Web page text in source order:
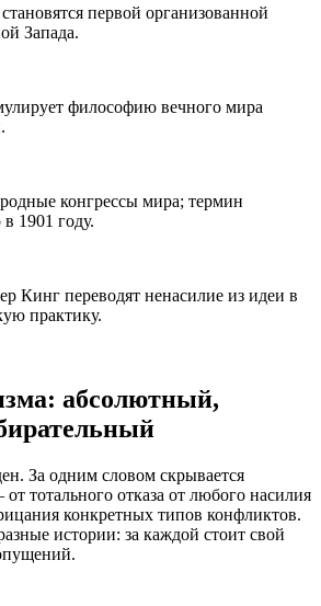
первой организованной
Запада.
философию вечного мира
конгрессы мира; термин
в 1901 году.
Кинг переводят ненасилие из идеи в
практику.
абсолютный,
За одним словом скрывается
тотального отказа от любого насилия
конкретных типов конфликтов.
истории: за каждой стоит свой